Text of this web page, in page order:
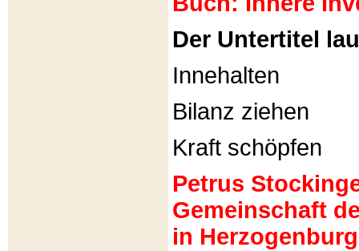
Der Untertitel
Innehalten
Bilanz ziehen
Kraft schöpfen
Petrus
Gemeinschaft
in